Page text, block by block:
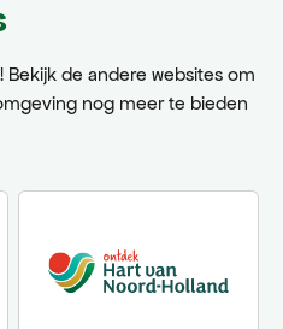
de andere websites om
nog meer te bieden